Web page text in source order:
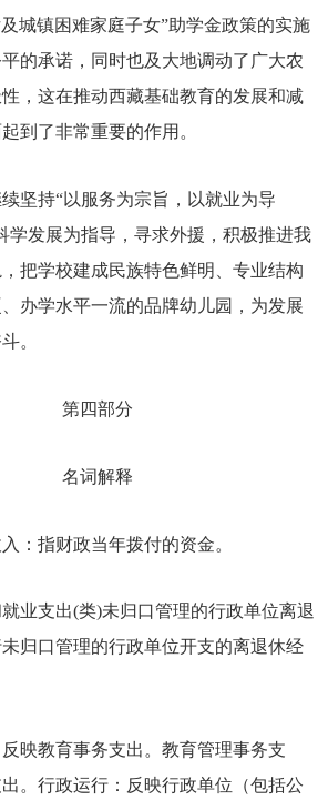
城镇困难家庭子女”助学金政策的实施
的承诺，同时也及大地调动了广大农
，这在推动西藏基础教育的发展和减
到了非常重要的作用。
坚持“以服务为宗旨，以就业为导
学发展为指导，寻求外援，积极推进我
把学校建成民族特色鲜明、专业结构
办学水平一流的品牌幼儿园，为发展
。
第四部分
名词解释
：指财政当年拨付的资金。
业支出(类)未归口管理的行政单位离退
归口管理的行政单位开支的离退休经
映教育事务支出。教育管理事务支
。行政运行：反映行政单位（包括公